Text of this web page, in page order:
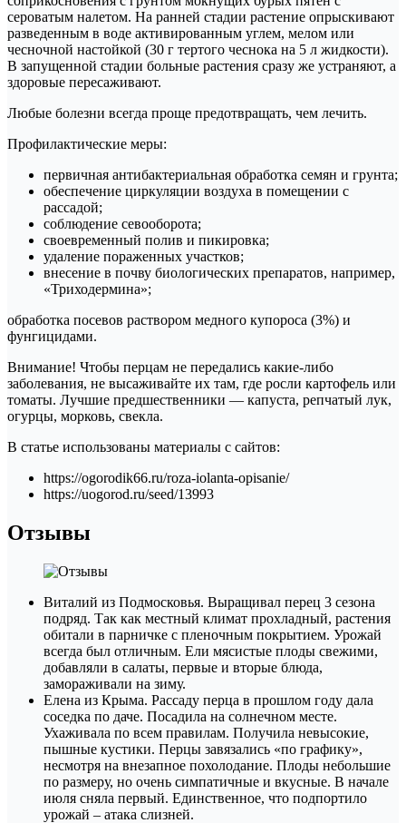
сероватым налетом. На ранней стадии растение опрыскивают
разведенным в воде активированным углем, мелом или
чесночной настойкой (30 г тертого чеснока на 5 л жидкости).
В запущенной стадии больные растения сразу же устраняют, а
здоровые пересаживают.
Любые болезни всегда проще предотвращать, чем лечить.
Профилактические меры:
первичная антибактериальная обработка семян и грунта;
обеспечение циркуляции воздуха в помещении с
рассадой;
соблюдение севооборота;
своевременный полив и пикировка;
удаление пораженных участков;
внесение в почву биологических препаратов, например,
«Триходермина»;
обработка посевов раствором медного купороса (3%) и
фунгицидами.
Внимание! Чтобы перцам не передались какие-либо
заболевания, не высаживайте их там, где росли картофель или
томаты. Лучшие предшественники — капуста, репчатый лук,
огурцы, морковь, свекла.
В статье использованы материалы с сайтов:
https://ogorodik66.ru/roza-iolanta-opisanie/
https://uogorod.ru/seed/13993
Отзывы
Виталий из Подмосковья. Выращивал перец 3 сезона
подряд. Так как местный климат прохладный, растения
обитали в парничке с пленочным покрытием. Урожай
всегда был отличным. Ели мясистые плоды свежими,
добавляли в салаты, первые и вторые блюда,
замораживали на зиму.
Елена из Крыма. Рассаду перца в прошлом году дала
соседка по даче. Посадила на солнечном месте.
Ухаживала по всем правилам. Получила невысокие,
пышные кустики. Перцы завязались «по графику»,
несмотря на внезапное похолодание. Плоды небольшие
по размеру, но очень симпатичные и вкусные. В начале
июля сняла первый. Единственное, что подпортило
урожай – атака слизней.